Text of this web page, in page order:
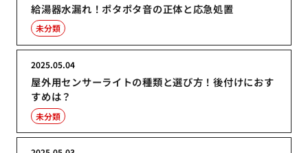
給湯器水漏れ！ポタポタ音の正体と応急処置
未分類
屋外用センサーライトの種類と選び方！後付けにおす
すめは？
2025.05.04
未分類